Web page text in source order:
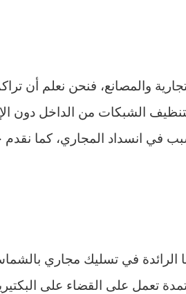
والمصانع، فنحن نعلم أن
الشبكات من الداخل دون
في انسداد المجاري، كما
الرائدة في تسليك مجاري
تعمل على القضاء على